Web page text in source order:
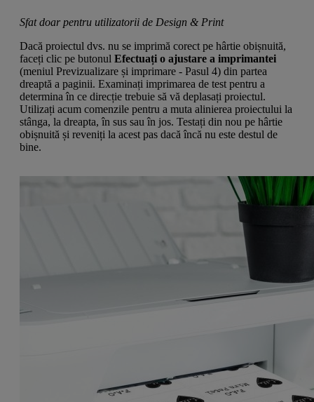
Sfat doar pentru utilizatorii de Design & Print
Dacă proiectul dvs. nu se imprimă corect pe hârtie obișnuită,
faceți clic pe butonul Efectuați o ajustare a imprimantei
(meniul Previzualizare și imprimare - Pasul 4) din partea
dreaptă a paginii. Examinați imprimarea de test pentru a
determina în ce direcție trebuie să vă deplasați proiectul.
Utilizați acum comenzile pentru a muta alinierea proiectului la
stânga, la dreapta, în sus sau în jos. Testați din nou pe hârtie
obișnuită și reveniți la acest pas dacă încă nu este destul de
bine.